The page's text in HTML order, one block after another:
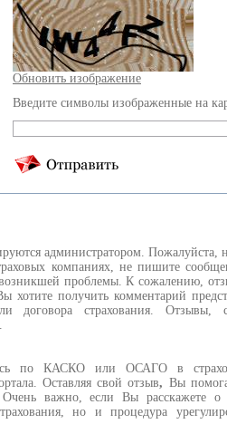
Обновить изображение
Введите символы изображенные на
администратором. Пожалуйста,
компаниях, не пишите
возникшей проблемы. К сожалению,
хотите получить комментарий
договора страхования.
по КАСКО или ОСАГО в
Оставляя свой отзыв, Вы
важно, если Вы расскажете
но и процедура